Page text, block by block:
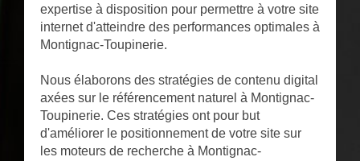
expertise à disposition pour permettre à votre site
internet d'atteindre des performances optimales à
Montignac-Toupinerie.
Nous élaborons des stratégies de contenu digital
axées sur le référencement naturel à Montignac-
Toupinerie. Ces stratégies ont pour but
d'améliorer le positionnement de votre site sur
les moteurs de recherche à Montignac-